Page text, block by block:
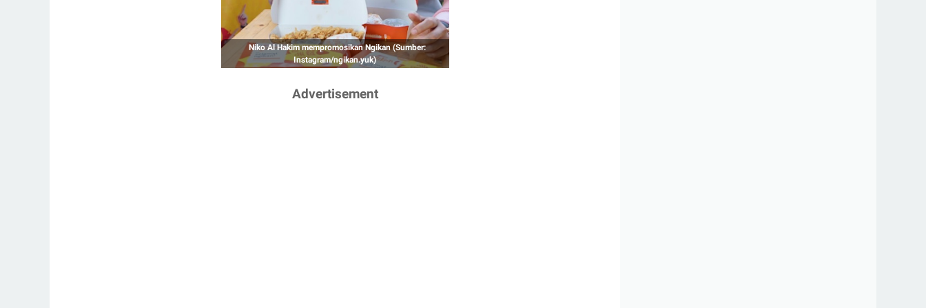
Niko Al Hakim mempromosikan Ngikan (Sumber:
Instagram/ngikan.yuk)
Advertisement